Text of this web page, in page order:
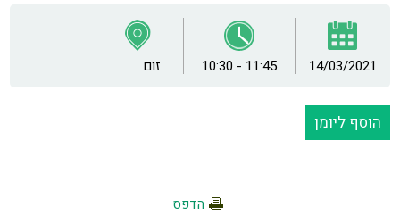
14/03/2021
10:30 - 11:45 זום
הוסף ליומן
הדפס